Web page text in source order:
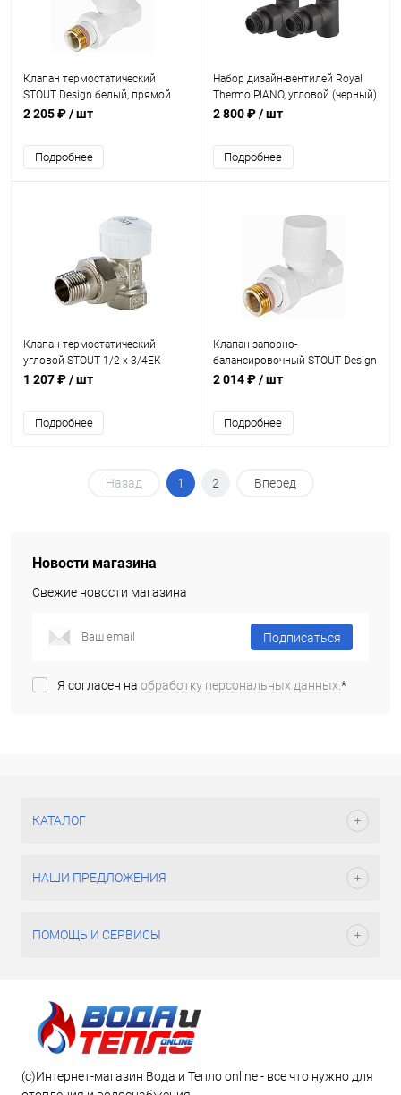
Клапан термостатический
STOUT Design белый, прямой
1/2
2 205 ₽/ шт
Подробнее
Набор дизайн-вентилей Royal
Thermo PIANO, угловой (черный)
1/2"
2 800 ₽/ шт
Подробнее
Клапан термостатический
угловой STOUT 1/2 х 3/4ЕК
1 207 ₽/ шт
Подробнее
Клапан запорно-
балансировочный STOUT Design
белый, прямой 1/2
2 014 ₽/ шт
Подробнее
Назад 1 2 Вперед
Новости магазина
Свежие новости магазина
Подписаться
Я согласен на обработку персональных данных.*
КАТАЛОГ
НАШИ ПРЕДЛОЖЕНИЯ
ПОМОЩЬ И СЕРВИСЫ
(c)Интернет-магазин Вода и Тепло online - все что нужно для